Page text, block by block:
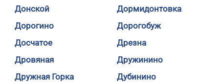
Донской
Дормидонтовка
Дорогино
Дорогобуж
Досчатое
Дрезна
Дровяная
Дружинино
Дружная Горка
Дубинино